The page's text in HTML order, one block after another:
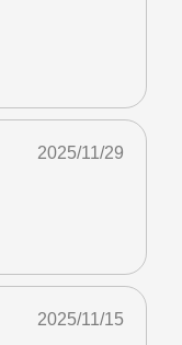
2025/11/29
2025/11/15